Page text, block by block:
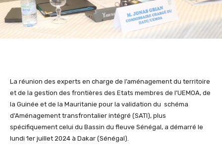
La réunion des experts en charge de l’aménagement du territoire
et de la gestion des frontières des Etats membres de l’UEMOA, de
la Guinée et de la Mauritanie pour la validation du schéma
d’Aménagement transfrontalier intégré (SATI), plus
spécifiquement celui du Bassin du fleuve Sénégal, a démarré le
lundi 1er juillet 2024 à Dakar (Sénégal).